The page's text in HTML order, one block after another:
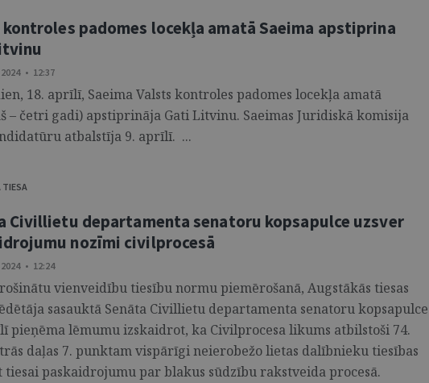
padomes locekļa amatā Saeima apstiprina
2024 • 12:37
18. aprīlī, Saeima Valsts kontroles padomes locekļa amatā
– četri gadi) apstiprināja Gati Litvinu. Saeimas Juridiskā komisija
atbalstīja 9. aprīlī. ...
TIESA
Civillietu departamenta senatoru kopsapulce uzsver
nozīmi civilprocesā
2024 • 12:24
vienveidību tiesību normu piemērošanā, Augstākās tiesas
sasauktā Senāta Civillietu departamenta senatoru kopsapulce
pieņēma lēmumu izskaidrot, ka Civilprocesa likums atbilstoši 74.
daļas 7. punktam vispārīgi neierobežo lietas dalībnieku tiesības
tiesai paskaidrojumu par blakus sūdzību rakstveida procesā.